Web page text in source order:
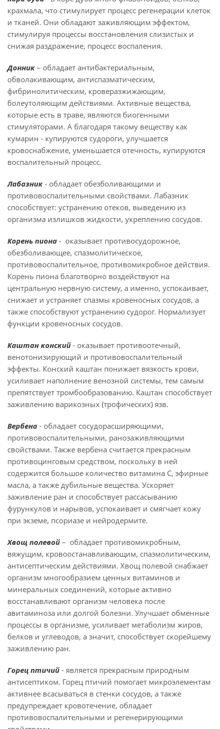
крахмала, что стимулирует процесс регенерации клеток
и тканей. Они обладают заживляющим эффектом,
стимулируя процессы восстановления слизистых и
снижая раздражение, процесс воспаления.
Донник – обладает антибактериальным,
обволакивающим, антиспазматическим,
фибринолитическим, кроверазжижающим,
болеутоляющим действиями. Активные вещества,
которые есть в траве, являются биогенными
стимуляторами. А благодаря такому веществу как
кумарин - купируются судороги, улучшается
кровоснабжение, уменьшается отечность, купируются
воспалительный процесс.
Лабазник - обладает обезболивающими и
противовоспалительными свойствами. Лабазник
способствует: устранению отеков, выведению из
организма излишков жидкости, укреплению сосудов.
Корень пиона - оказывает противосудорожное,
обезболивающее, спазмолитическое,
противовоспалительное, противомикробное действия.
Корень пиона благотворно воздействуют на
центральную нервную систему, а именно, успокаивает,
снижает и устраняет спазмы кровеносных сосудов, а
также способствуют устранению судорог. Нормализует
функции кровеносных сосудов.
Каштан конский- оказывает противоотечный,
венотонизирующий и противовоспалительный
эффекты. Конский каштан понижает вязкость крови,
усиливает наполнение венозной системы, тем самым
препятствует тромбообразованию. Каштан способствует
заживлению варикозных (трофических) язв.
Вербена - обладает сосудорасширяющими,
противовоспалительными, ранозаживляющими
свойствами. Также вербена считается прекрасным
противоцинговым средством, поскольку в ней
содержится большое количество витамина С, эфирные
масла, а также дубильные вещества. Ускоряет
заживление ран и способствует рассасыванию
фурункулов и нарывов, успокаивает и смягчает кожу
при экземе, псориазе и нейродермите.
Хвощ полевой– обладает противомикробным,
вяжущим, кровоостанавливающим, спазмолитическим,
антисептическим действиями. Хвощ полевой снабжает
организм многообразием ценных витаминов и
минеральных соединений, которые активно
восстанавливают организм человека после
авитаминоза или долгой болезни. Улучшает обменные
процессы в организме, усиливает метаболизм жиров,
белков и углеводов, а значит, способствует скорейшему
заживлению ран.
Горец птичий- является прекрасным природным
антисептиком. Горец птичий помогает микроэлементам
активнее всасываться в стенки сосудов, а также
предупреждает кровотечение, обладает
противовоспалительными и регенерирующими